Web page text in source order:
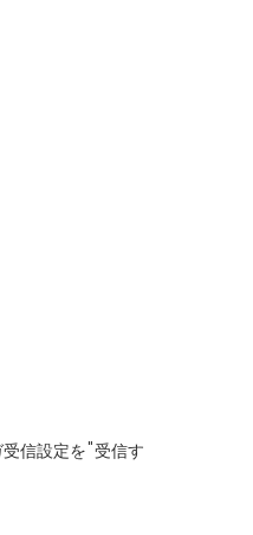
信設定を"受信す